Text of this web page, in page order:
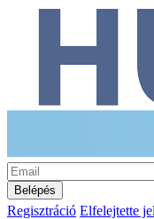
Belépés
Regisztráció Elfelejtette